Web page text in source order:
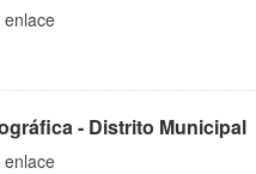
enlace
- Distrito Municipal
enlace